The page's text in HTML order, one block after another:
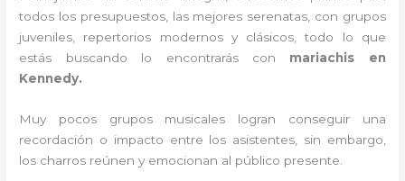
todos los presupuestos, las mejores serenatas, con grupos
juveniles, repertorios modernos y clásicos, todo lo que
estás buscando lo encontrarás con mariachis en
Kennedy.
Muy pocos grupos musicales logran conseguir una
recordación o impacto entre los asistentes, sin embargo,
los charros reúnen y emocionan al público presente.